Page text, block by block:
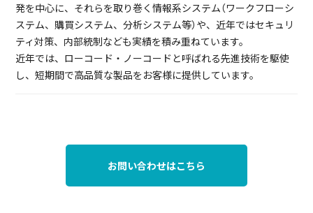
発を中心に、それらを取り巻く情報系システム（ワークフローシ
ステム、購買システム、分析システム等）や、近年ではセキュリ
ティ対策、内部統制なども実績を積み重ねています。
近年では、ローコード・ノーコードと呼ばれる先進技術を駆使
し、短期間で高品質な製品をお客様に提供しています。
お問い合わせはこちら